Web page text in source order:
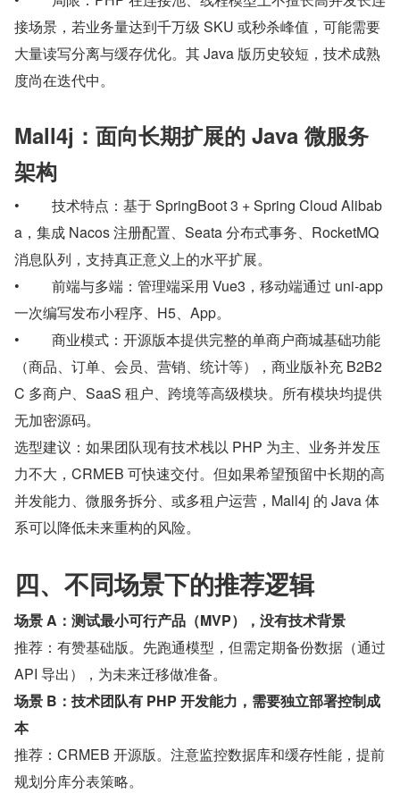
接场景，若业务量达到千万级 SKU 或秒杀峰值，可能需要
大量读写分离与缓存优化。其 Java 版历史较短，技术成熟
度尚在迭代中。
Mall4j：面向长期扩展的 Java 微服务
架构
•         技术特点：基于 SpringBoot 3 + Spring Cloud Alibab
a，集成 Nacos 注册配置、Seata 分布式事务、RocketMQ
消息队列，支持真正意义上的水平扩展。
•         前端与多端：管理端采用 Vue3，移动端通过 uni-app
一次编写发布小程序、H5、App。
•         商业模式：开源版本提供完整的单商户商城基础功能
（商品、订单、会员、营销、统计等），商业版补充 B2B2
C 多商户、SaaS 租户、跨境等高级模块。所有模块均提供
无加密源码。
选型建议：如果团队现有技术栈以 PHP 为主、业务并发压
力不大，CRMEB 可快速交付。但如果希望预留中长期的高
并发能力、微服务拆分、或多租户运营，Mall4j 的 Java 体
系可以降低未来重构的风险。
四、不同场景下的推荐逻辑
场景 A：测试最小可行产品（MVP），没有技术背景
推荐：有赞基础版。先跑通模型，但需定期备份数据（通过
API 导出），为未来迁移做准备。
场景 B：技术团队有 PHP 开发能力，需要独立部署控制成
本
推荐：CRMEB 开源版。注意监控数据库和缓存性能，提前
规划分库分表策略。